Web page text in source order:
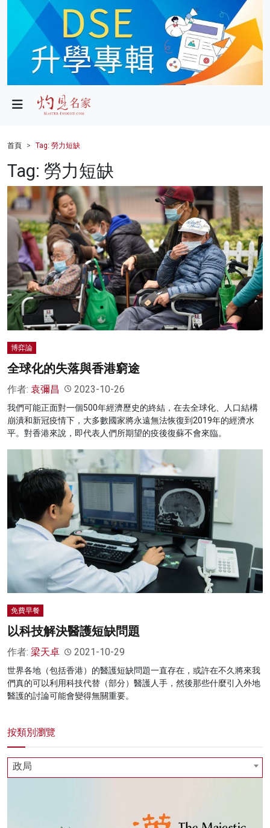
政局
財經
健康
商業
科技
影片
名家榜
灼見活動
首頁 Tag: 勞力短缺
Tag: 勞力短缺
博弈論
全球化的失落與香港窮途
作者: 袁彌昌 2023-10-26
我們可能正面對一個500年經濟歷史的終結，在去全球化、人口結構
崩潰和新冠疫情下，大多數國家將永遠無法恢復到2019年的經濟水
平。對香港來說，即代表人們所期望的疫後復蘇不會來臨。
免費早餐
以科技解決醫護短缺問題
作者: 梁天卓 2021-10-29
世界各地（包括香港）的醫護短缺問題一直存在，或許在不久將來我
們真的可以利用科技代替（部分）醫護人手，然後那些什麼引入外地
醫護的討論可能會變得無關重要。
按類別瀏覽
政局